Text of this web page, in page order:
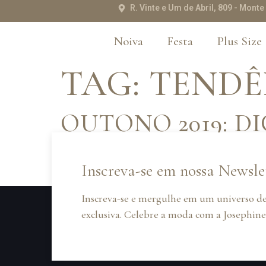
R. Vinte e Um de Abril, 809 -
Noiva Festa Plus Size
TAG:
OUTONO 2019:
Na última quarta-feira (20) começou o Outono
Inscreva-se em nossa
Inscreva-se e mergulhe em um universo
exclusiva. Celebre a moda com a